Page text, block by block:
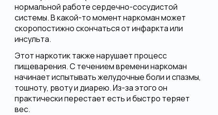
нормальной работе сердечно-сосудистой
системы. В какой-то момент наркоман может
скоропостижно скончаться от инфаркта или
инсульта.
Этот наркотик также нарушает процесс
пищеварения. С течением времени наркоман
начинает испытывать желудочные боли и спазмы,
тошноту, рвоту и диарею. Из-за этого он
практически перестает есть и быстро теряет
вес.